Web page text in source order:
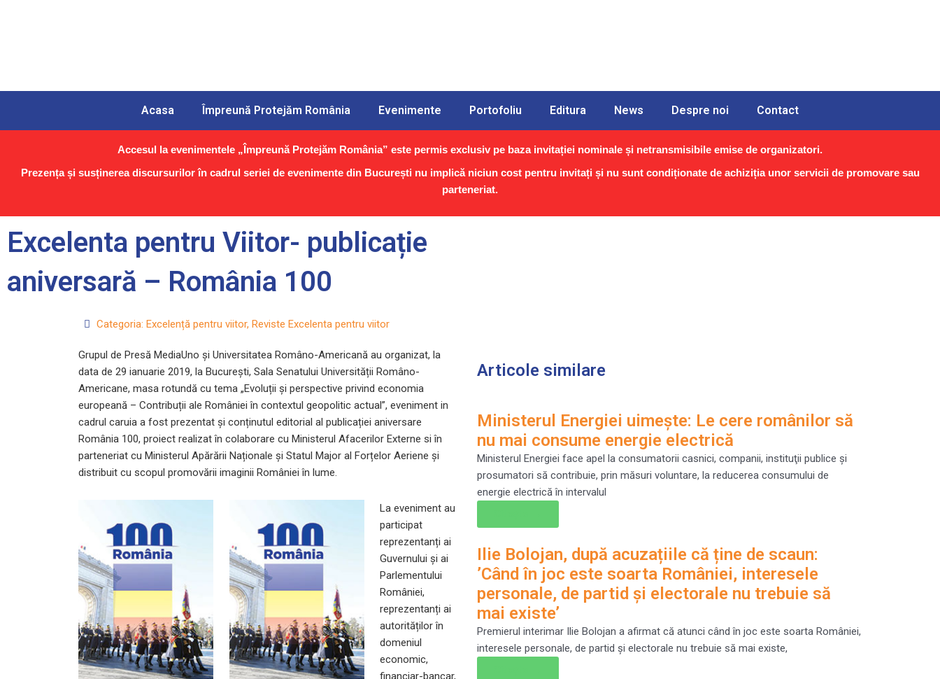
Acasa Împreună Protejăm România Evenimente Portofoliu Editura News Despre noi Contact
Accesul la evenimentele „Împreună Protejăm România” este permis exclusiv pe baza invitației nominale și netransmisibile emise de organizatori.
Prezența și susținerea discursurilor în cadrul seriei de evenimente din București nu implică niciun cost pentru invitați și nu sunt condiționate de achiziția unor servicii de promovare sau
parteneriat.
Excelenta pentru Viitor- publicație
aniversară – România 100
Categoria: Excelență pentru viitor,Reviste Excelenta pentru viitor
Grupul de Presă MediaUno și Universitatea Româno-Americană au organizat, la
data de 29 ianuarie 2019, la București, Sala Senatului Universității Româno-
Americane, masa rotundă cu tema „Evoluții și perspective privind economia
europeană – Contribuții ale României în contextul geopolitic actual”, eveniment in
cadrul caruia a fost prezentat și conținutul editorial al publicației aniversare
România 100, proiect realizat în colaborare cu Ministerul Afacerilor Externe si în
parteneriat cu Ministerul Apărării Naționale și Statul Major al Forțelor Aeriene și
distribuit cu scopul promovării imaginii României în lume.
La eveniment au
participat
reprezentanți ai
Guvernului și ai
Parlementului
României,
reprezentanți ai
autorităților în
domeniul
economic,
financiar-bancar,
Articole similare
Ministerul Energiei uimește: Le cere românilor să
nu mai consume energie electrică
Ministerul Energiei face apel la consumatorii casnici, companii, instituţii publice şi
prosumatori să contribuie, prin măsuri voluntare, la reducerea consumului de
energie electrică în intervalul
Ilie Bolojan, după acuzațiile că ține de scaun:
’Când în joc este soarta României, interesele
personale, de partid şi electorale nu trebuie să
mai existe’
Premierul interimar Ilie Bolojan a afirmat că atunci când în joc este soarta României,
interesele personale, de partid şi electorale nu trebuie să mai existe,